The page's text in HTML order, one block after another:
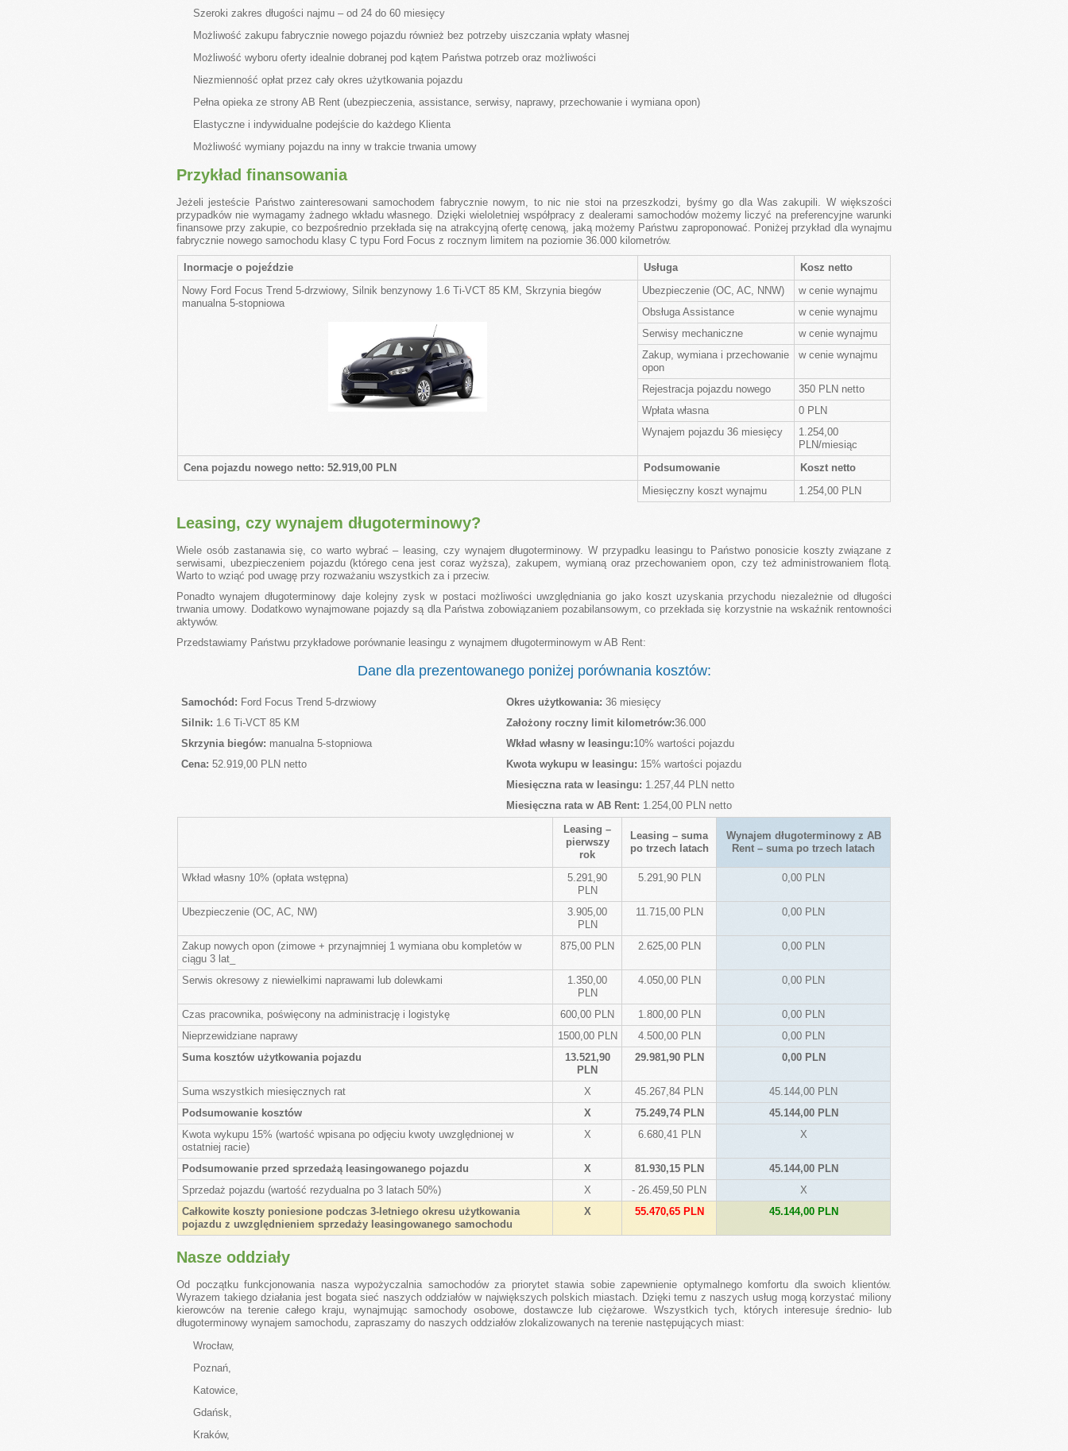
Szeroki zakres długości najmu – od 24 do 60 miesięcy
Możliwość zakupu fabrycznie nowego pojazdu również bez potrzeby uiszczania wpłaty własnej
Możliwość wyboru oferty idealnie dobranej pod kątem Państwa potrzeb oraz możliwości
Niezmienność opłat przez cały okres użytkowania pojazdu
Pełna opieka ze strony AB Rent (ubezpieczenia, assistance, serwisy, naprawy, przechowanie i wymiana opon)
Elastyczne i indywidualne podejście do każdego Klienta
Możliwość wymiany pojazdu na inny w trakcie trwania umowy
Przykład finansowania
Jeżeli jesteście Państwo zainteresowani samochodem fabrycznie nowym, to nic nie stoi na przeszkodzi, byśmy go dla Was zakupili. W większości
przypadków nie wymagamy żadnego wkładu własnego. Dzięki wieloletniej współpracy z dealerami samochodów możemy liczyć na preferencyjne warunki
finansowe przy zakupie, co bezpośrednio przekłada się na atrakcyjną ofertę cenową, jaką możemy Państwu zaproponować. Poniżej przykład dla wynajmu
fabrycznie nowego samochodu klasy C typu Ford Focus z rocznym limitem na poziomie 36.000 kilometrów.
Inormacje o pojeździe Usługa
Kosz netto
Nowy Ford Focus Trend 5-drzwiowy, Silnik benzynowy 1.6 Ti-VCT 85 KM, Skrzynia biegów
manualna 5-stopniowa
Ubezpieczenie (OC, AC, NNW)
w cenie wynajmu
Obsługa Assistance
w cenie wynajmu
Serwisy mechaniczne
w cenie wynajmu
Zakup, wymiana i przechowanie
opon
w cenie wynajmu
Rejestracja pojazdu nowego
350 PLN netto
Wpłata własna
0 PLN
Wynajem pojazdu 36 miesięcy
1.254,00
PLN/miesiąc
Cena pojazdu nowego netto: 52.919,00 PLN
Podsumowanie
Koszt netto
Miesięczny koszt wynajmu
1.254,00 PLN
Leasing, czy wynajem długoterminowy?
Wiele osób zastanawia się, co warto wybrać – leasing, czy wynajem długoterminowy. W przypadku leasingu to Państwo ponosicie koszty związane z
serwisami, ubezpieczeniem pojazdu (którego cena jest coraz wyższa), zakupem, wymianą oraz przechowaniem opon, czy też administrowaniem flotą.
Warto to wziąć pod uwagę przy rozważaniu wszystkich za i przeciw.
Ponadto wynajem długoterminowy daje kolejny zysk w postaci możliwości uwzględniania go jako koszt uzyskania przychodu niezależnie od długości
trwania umowy. Dodatkowo wynajmowane pojazdy są dla Państwa zobowiązaniem pozabilansowym, co przekłada się korzystnie na wskaźnik rentowności
aktywów.
Przedstawiamy Państwu przykładowe porównanie leasingu z wynajmem długoterminowym w AB Rent:
Dane dla prezentowanego poniżej porównania kosztów:
Samochód: Ford Focus Trend 5-drzwiowy Okres użytkowania: 36 miesięcy
Silnik: 1.6 Ti-VCT 85 KM Założony roczny limit kilometrów:36.000
Skrzynia biegów: manualna 5-stopniowa Wkład własny w leasingu:10% wartości pojazdu
Cena: 52.919,00 PLN netto Kwota wykupu w leasingu: 15% wartości pojazdu
Miesięczna rata w leasingu: 1.257,44 PLN netto
Miesięczna rata w AB Rent: 1.254,00 PLN netto
Leasing –
pierwszy
rok
Leasing – suma
po trzech latach
Wynajem długoterminowy z AB
Rent – suma po trzech latach
Wkład własny 10% (opłata wstępna)
5.291,90
PLN
5.291,90 PLN 0,00 PLN
Ubezpieczenie (OC, AC, NW)
3.905,00
PLN
11.715,00 PLN 0,00 PLN
Zakup nowych opon (zimowe + przynajmniej 1 wymiana obu kompletów w
ciągu 3 lat_
875,00 PLN 2.625,00 PLN 0,00 PLN
Serwis okresowy z niewielkimi naprawami lub dolewkami
1.350,00
PLN
4.050,00 PLN 0,00 PLN
Czas pracownika, poświęcony na administrację i logistykę 600,00 PLN 1.800,00 PLN
0,00 PLN
Nieprzewidziane naprawy
1500,00 PLN 4.500,00 PLN
0,00 PLN
Suma kosztów użytkowania pojazdu
13.521,90
PLN
29.981,90 PLN 0,00 PLN
Suma wszystkich miesięcznych rat X 45.267,84 PLN
45.144,00 PLN
Podsumowanie kosztów
X 75.249,74 PLN
45.144,00 PLN
Kwota wykupu 15% (wartość wpisana po odjęciu kwoty uwzględnionej w
ostatniej racie)
X 6.680,41 PLN X
Podsumowanie przed sprzedażą leasingowanego pojazdu X 81.930,15 PLN
45.144,00 PLN
Sprzedaż pojazdu (wartość rezydualna po 3 latach 50%)
X - 26.459,50 PLN
X
Całkowite koszty poniesione podczas 3-letniego okresu użytkowania
pojazdu z uwzględnieniem sprzedaży leasingowanego samochodu
X 55.470,65 PLN 45.144,00 PLN
Nasze oddziały
Od początku funkcjonowania nasza wypożyczalnia samochodów za priorytet stawia sobie zapewnienie optymalnego komfortu dla swoich klientów.
Wyrazem takiego działania jest bogata sieć naszych oddziałów w największych polskich miastach. Dzięki temu z naszych usług mogą korzystać miliony
kierowców na terenie całego kraju, wynajmując samochody osobowe, dostawcze lub ciężarowe. Wszystkich tych, których interesuje średnio- lub
długoterminowy wynajem samochodu, zapraszamy do naszych oddziałów zlokalizowanych na terenie następujących miast:
Wrocław,
Poznań,
Katowice,
Gdańsk,
Kraków,